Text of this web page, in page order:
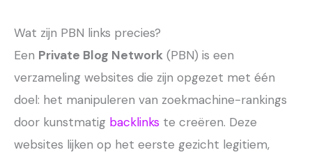
Wat zijn PBN links precies?
Een Private Blog Network (PBN) is een
verzameling websites die zijn opgezet met één
doel: het manipuleren van zoekmachine-rankings
door kunstmatig backlinks te creëren. Deze
websites lijken op het eerste gezicht legitiem,